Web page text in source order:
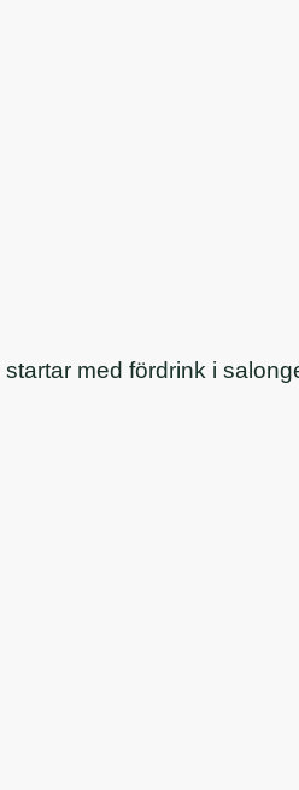
med fördrink i